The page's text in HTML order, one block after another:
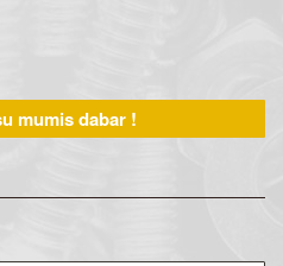
mumis dabar !